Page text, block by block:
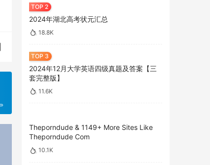
2024年湖北高考状元汇总
18.8K
2024年12月大学英语四级真题及答案【三
套完整版】
11.6K
Theporndude & 1149+ More Sites Like
Theporndude Com
10.1K